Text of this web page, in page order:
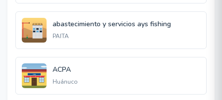
abastecimiento y servicios ays fishing
PAITA
ACPA
Huánuco